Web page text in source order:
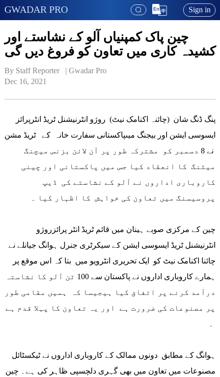
GWADAR PRO Sign in
چین پاک کمپنیاں آلو کے نشاستے اور
کشیدہ کاری میں تعاون کو فروغ دیں گی
By Staff Reporter   | Gwadar Pro
Dec 16, 2021
پنگ ڈنگ شان (چائنہ اکنامک نیٹ) روژو انٹرنیشنل ٹریڈ انٹرپرائز
ایسوسی ایشن اور بیجنگ میںپاکستانی سفارت خانہ کے ٹریڈ مشن
نے 8 دسمبر کو مشترکہ طور پر آن لائن بزنس میچنگ
میٹنگ کا انعقاد کیا جس میں پاکستانی اور چینی
کاروباری اداروں نے آلو کے نشاستے کی ڈیپ
پروسیسنگ میں تعاون کی خواہش کا اظہار کیا ۔
انٹرنیشنل ٹریڈ ایسوسی ایشن کے سیکرٹری جنرل ہوانگ جیانلے نے
چائنا اکنامک نیٹ کو ایک تحریری انٹرویو میں بتا کہ اس موقع پر
ہمارے کاروباری اداروں نے پاکستان سے 100 ٹن آلو کا نشاستہ
درآمد کرنے پر اتفاق کیا ہیجیسا کہ ہمیں مقامی طور
پر مصنوعات کی ضرورت ہے اور یہ تعاون کا پہلا قدم ہے
مصنوعات میں تعاون میں بھی گہری دلچسپی ظاہر کی ہے۔ چین